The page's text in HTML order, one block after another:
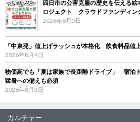
四日市の公害克服の歴史を伝える
ロジェクト クラウドファンディン
2026年8月5日
「中東発」値上げラッシュが本格化 飲食料品値
2026年8月4日
物価高でも「夏は家族で長距離ドライブ」 宿泊
猛暑への備えも必須
2026年8月3日
カルチャー